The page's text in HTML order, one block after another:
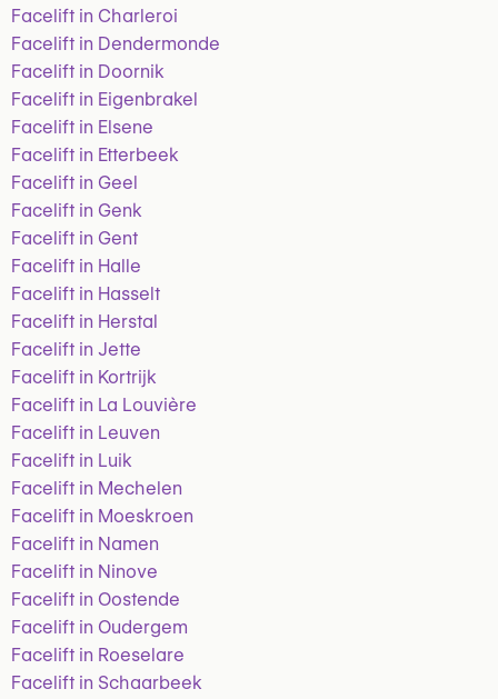
Facelift in Charleroi
Facelift in Dendermonde
Facelift in Doornik
Facelift in Eigenbrakel
Facelift in Elsene
Facelift in Etterbeek
Facelift in Geel
Facelift in Genk
Facelift in Gent
Facelift in Halle
Facelift in Hasselt
Facelift in Herstal
Facelift in Jette
Facelift in Kortrijk
Facelift in La Louvière
Facelift in Leuven
Facelift in Luik
Facelift in Mechelen
Facelift in Moeskroen
Facelift in Namen
Facelift in Ninove
Facelift in Oostende
Facelift in Oudergem
Facelift in Roeselare
Facelift in Schaarbeek